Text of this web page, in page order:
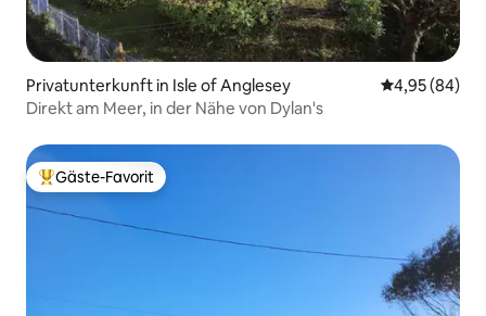
Privatunterkunft in Isle of Anglesey
4,95 (84)
Direkt am Meer, in der Nähe von Dylan's
Beliebter Gäste-Favorit.
Gäste-Favorit